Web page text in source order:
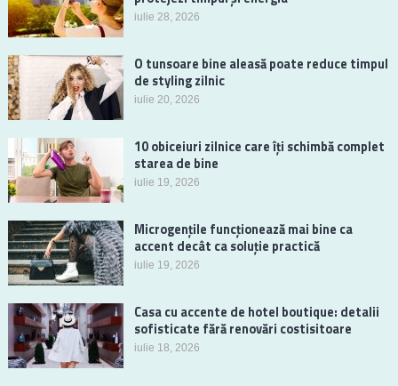
iulie 28, 2026
O tunsoare bine aleasă poate reduce timpul
de styling zilnic
iulie 20, 2026
10 obiceiuri zilnice care îți schimbă complet
starea de bine
iulie 19, 2026
Microgențile funcționează mai bine ca
accent decât ca soluție practică
iulie 19, 2026
Casa cu accente de hotel boutique: detalii
sofisticate fără renovări costisitoare
iulie 18, 2026